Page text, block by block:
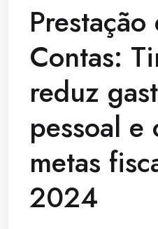
Prestação
Contas:
reduz
pessoal e
metas
2024